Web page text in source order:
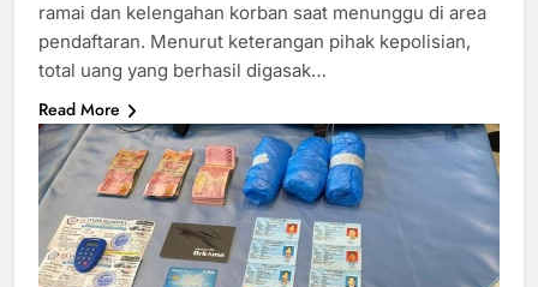
ramai dan kelengahan korban saat menunggu di area
pendaftaran. Menurut keterangan pihak kepolisian,
total uang yang berhasil digasak…
Read More